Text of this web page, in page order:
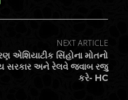
NEXT ARTICLE
એશિયાટીક સિંહોના મોતનો
સરકાર અને રેલવે જવાબ રજુ
કરે- HC